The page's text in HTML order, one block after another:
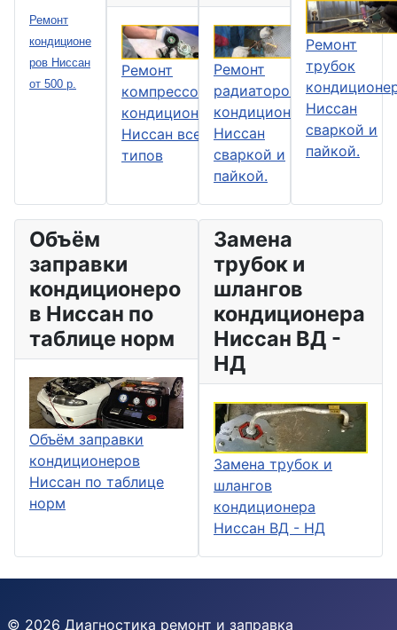
Ремонт
кондиционе
ров Ниссан
от 500 р.
Ремонт
компрессоров
кондиционера
Ниссан всех
типов
Ремонт
радиаторов
кондиционера
Ниссан
сваркой и
пайкой.
Ремонт
трубок
Ниссан
сваркой и
пайкой.
Объём
заправки
кондиционеро
в Ниссан по
таблице норм
Объём заправки
кондиционеров
Ниссан по таблице
норм
Замена
трубок и
шлангов
кондиционера
Ниссан ВД -
НД
Замена трубок и
шлангов
кондиционера
Ниссан ВД - НД
© 2026 Диагностика ремонт и заправка